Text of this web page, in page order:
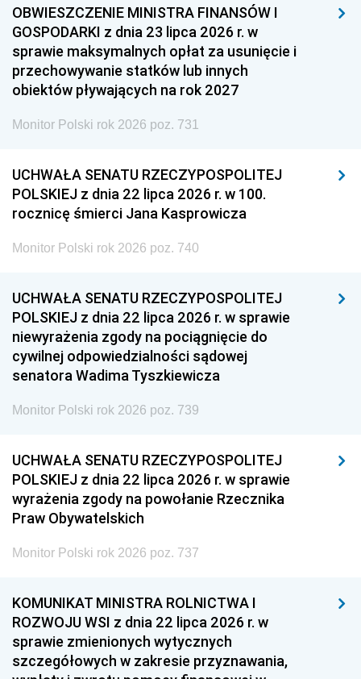
OBWIESZCZENIE MINISTRA FINANSÓW I
GOSPODARKI z dnia 23 lipca 2026 r. w
sprawie maksymalnych opłat za usunięcie i
przechowywanie statków lub innych
obiektów pływających na rok 2027
Monitor Polski rok 2026 poz. 731
UCHWAŁA SENATU RZECZYPOSPOLITEJ
POLSKIEJ z dnia 22 lipca 2026 r. w 100.
rocznicę śmierci Jana Kasprowicza
Monitor Polski rok 2026 poz. 740
UCHWAŁA SENATU RZECZYPOSPOLITEJ
POLSKIEJ z dnia 22 lipca 2026 r. w sprawie
niewyrażenia zgody na pociągnięcie do
cywilnej odpowiedzialności sądowej
senatora Wadima Tyszkiewicza
Monitor Polski rok 2026 poz. 739
UCHWAŁA SENATU RZECZYPOSPOLITEJ
POLSKIEJ z dnia 22 lipca 2026 r. w sprawie
wyrażenia zgody na powołanie Rzecznika
Praw Obywatelskich
Monitor Polski rok 2026 poz. 737
KOMUNIKAT MINISTRA ROLNICTWA I
ROZWOJU WSI z dnia 22 lipca 2026 r. w
sprawie zmienionych wytycznych
szczegółowych w zakresie przyznawania,